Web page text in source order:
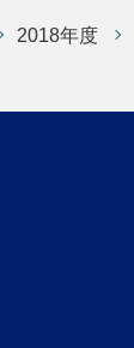
2018年度